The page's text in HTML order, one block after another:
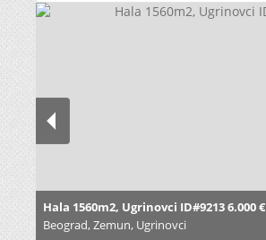
Hala 1560m2, Ugrinovci ID#9213 6.000 €
Beograd, Zemun, Ugrinovci